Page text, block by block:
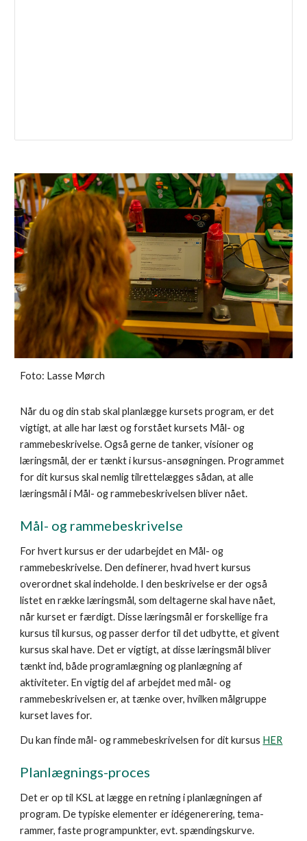
Foto: Lasse Mørch
Når du og din stab skal planlægge kursets program, er det
vigtigt, at alle har læst og forstået kursets Mål- og
rammebeskrivelse. Også gerne de tanker, visioner og
læringsmål, der er tænkt i kursus-ansøgningen. Programmet
for dit kursus skal nemlig tilrettelægges sådan, at alle
læringsmål i Mål- og rammebeskrivelsen bliver nået.
Mål- og rammebeskrivelse
For hvert kursus er der udarbejdet en Mål- og
rammebeskrivelse. Den definerer, hvad hvert kursus
overordnet skal indeholde. I den beskrivelse er der også
listet en række læringsmål, som deltagerne skal have nået,
når kurset er færdigt. Disse læringsmål er forskellige fra
kursus til kursus, og passer derfor til det udbytte, et givent
kursus skal have. Det er vigtigt, at disse læringsmål bliver
tænkt ind, både programlægning og planlægning af
aktiviteter. En vigtig del af arbejdet med mål- og
rammebeskrivelsen er, at tænke over, hvilken målgruppe
kurset laves for.
Du kan finde mål- og rammebeskrivelsen for dit kursus HER
Planlægnings-proces
Det er op til KSL at lægge en retning i planlægningen af
program. De typiske elementer er idégenerering, tema-
rammer, faste programpunkter, evt. spændingskurve.